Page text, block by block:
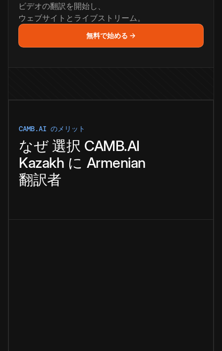
ビデオの翻訳を開始し、
ウェブサイトとライブストリーム。
無料で始める →
CAMB.AI のメリット
なぜ 選択 CAMB.AI
Kazakh に Armenian
翻訳者